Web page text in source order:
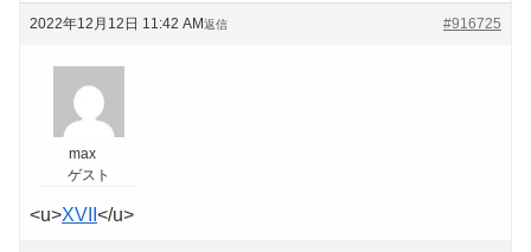
2022年12月12日 11:42 AM #916725
返信
max
ゲスト
<u>XVII </u>